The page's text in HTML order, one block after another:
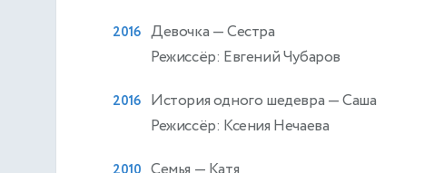
2016 Девочка — Сестра
Режиссёр: Евгений Чубаров
2016 История одного шедевра — Саша
Режиссёр: Ксения Нечаева